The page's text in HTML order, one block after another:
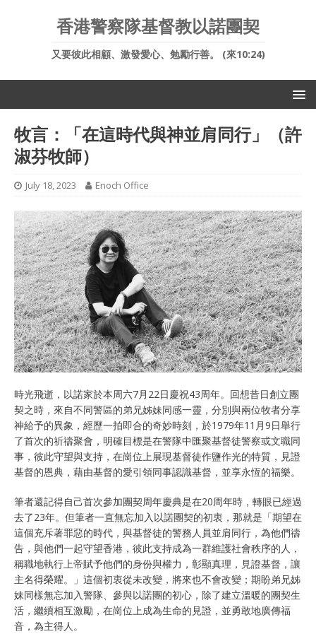
香港警察隊基督教以諾團契
又要彼此相顧、激發愛心、勉勵行善。 (來10:24)
牧言：「在這時代與神並肩同行」（許
淑芬牧師）
July 18, 2023 Enoch Office
時光飛逝，以諾家於本周六7月22日慶祝43周年。回想昔日創立團
契之時，來自不同警區的弟兄姊妹同感一靈，分別與兩位牧者分享
神給予的異象，經歷一拍即合的奇妙時刻，於1979年11月9日舉行
了首次的祈禱聚會，明確目標是在警隊中匯聚基督徒警察或文職同
事，彼此守望與支持，在崗位上展現基督徒作鹽作光的特質，見證
基督的恩典，藉由基督的愛引領同事認識基督，並享永恆的福樂。
筆者還記得自己首次參加團契周年慶典是在20周年時，轉眼已經過
去了23年。但筆者一直無忘加入以諾團契的初衷，那就是「期望在
這個充斥著罪惡的時代，與基督徒的警務人員並肩同行，為他們禱
告，與他們一起守望香港，彼此支持成為一群維護社會秩序的人，
稱職地執行上帝賦予他們的身份與權力，彰顯真理，見證基督，讓
主名得榮耀。」這個初衷從未改變，將來也不會改變；期盼弟兄姊
妹同樣無忘加入警隊、參與以諾團的初心，除了建立溫暖的團契生
活，繼續相互激勵，在崗位上成為生命的見證，並勇敢地廣傳福
音，為主得人。